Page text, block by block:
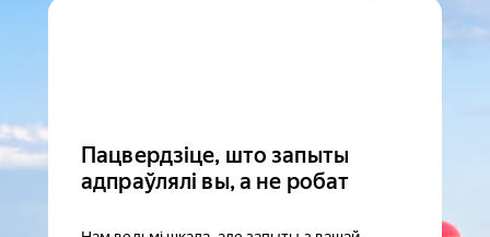
Пацвердзіце, што запыты
адпраўлялі вы, а не робат